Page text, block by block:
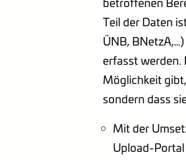
Teil der Daten
ÜNB,
erfasst werden.
Möglichkeit
sondern dass
Mit der
Upload-